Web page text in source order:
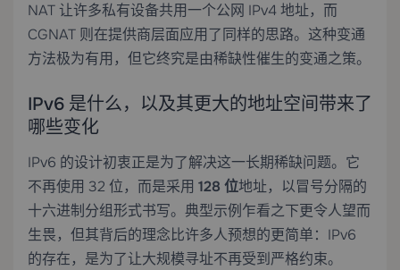
NAT 让许多私有设备共用一个公网 IPv4 地址，而
CGNAT 则在提供商层面应用了同样的思路。这种变通
方法极为有用，但它终究是由稀缺性催生的变通之策。
IPv6 是什么，以及其更大的地址空间带来了
哪些变化
IPv6 的设计初衷正是为了解决这一长期稀缺问题。它
不再使用 32 位，而是采用 128 位地址，以冒号分隔的
十六进制分组形式书写。典型示例乍看之下更令人望而
生畏，但其背后的理念比许多人预想的更简单：IPv6
的存在，是为了让大规模寻址不再受到严格约束。